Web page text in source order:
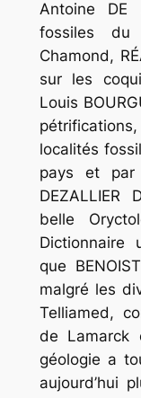
Antoine DE
fossiles
Chamond,
sur les
Louis
localités
pays et par
DEZALLIER
belle
Dictionnaire
que
malgré les
Telliamed,
de
géologie a
aujourd’hui